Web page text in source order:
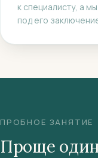
к специалисту, а
под его
ПРОБНОЕ ЗАНЯТИЕ
Проще один